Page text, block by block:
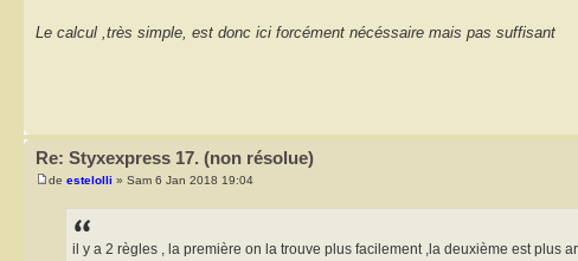
Le calcul ,très simple, est donc ici forcément nécéssaire mais pas suffisant
Re: Styxexpress 17. (non résolue)
de estelolli » Sam 6 Jan 2018 19:04
il y a 2 règles , la première on la trouve plus facilement ,la deuxième est plus